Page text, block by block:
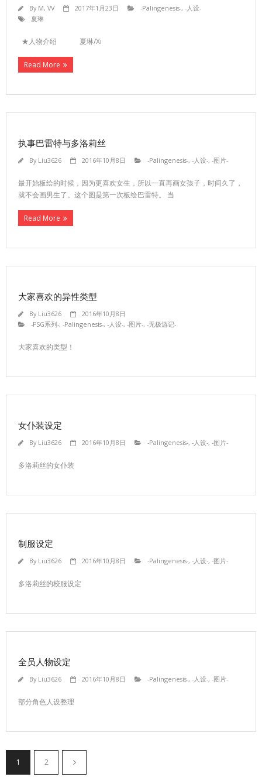
By M, VV 2017年1月23日 -Palingenesis-, -人设-
夏琳
★人物介绍 夏琳/Xi
Read More
执事巴雷特与多洛莉丝
By Liu3626 2016年10月8日 -Palingenesis-, -人设-, -图片-
最开始板绘的时候，因为更喜欢女生，所以一直再画女孩子，时间久了，
就不会画男生了。这个图是第一次板绘巴雷特。 当
Read More
大家喜欢的异性类型
By Liu3626
2016年10月8日
-FSG系列-, -Palingenesis-, -人设-, -图片-, -无极游记-
大家喜欢的类型！
女仆装设定
By Liu3626 2016年10月8日 -Palingenesis-, -人设-, -图片-
多洛莉丝的女仆装
制服设定
By Liu3626 2016年10月8日 -Palingenesis-, -人设-, -图片-
多洛莉丝的校服设定
全员人物设定
By Liu3626 2016年10月8日 -Palingenesis-, -人设-, -图片-
部分角色人设整理
1 2